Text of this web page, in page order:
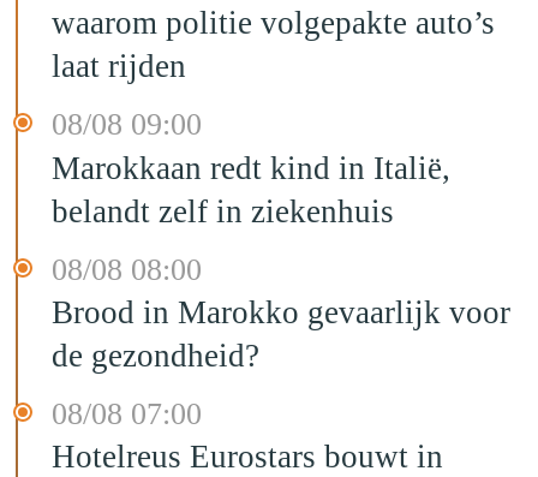
waarom politie volgepakte auto’s
laat rijden
08/08 09:00
Marokkaan redt kind in Italië,
belandt zelf in ziekenhuis
08/08 08:00
Brood in Marokko gevaarlijk voor
de gezondheid?
08/08 07:00
Hotelreus Eurostars bouwt in